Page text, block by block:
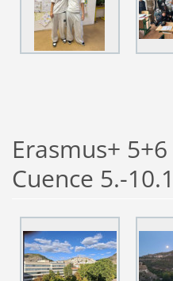
Erasmus+
Cuence 5.-